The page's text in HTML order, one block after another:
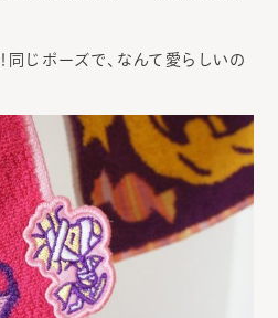
！同じポーズで、なんて愛らしいの